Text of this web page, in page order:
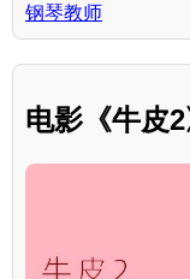
钢琴教师
电影《牛皮